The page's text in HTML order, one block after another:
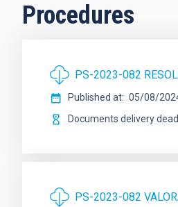
Procedures
PS-2023-082
Published at
05/08/
Documents delivery
PS-2023-082